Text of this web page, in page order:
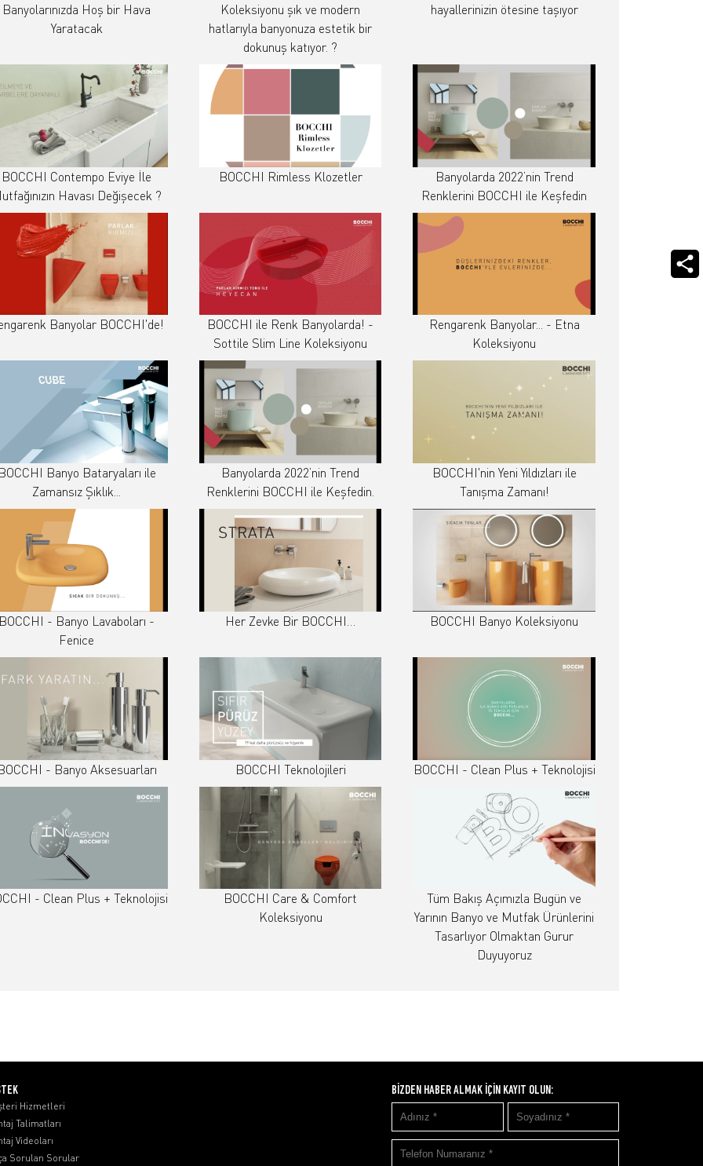
Banyolarınızda Hoş bir Hava
Yaratacak
Koleksiyonu şık ve modern
hatlarıyla banyonuza estetik bir
dokunuş katıyor. ?
hayallerinizin ötesine taşıyor
BOCCHI Contempo Eviye İle
Havası Değişecek ?
BOCCHI Rimless Klozetler
Banyolarda 2022’nin Trend
Renklerini BOCCHI ile Keşfedin
Banyolar BOCCHI'de!
BOCCHI ile Renk Banyolarda! -
Sottile Slim Line Koleksiyonu
Rengarenk Banyolar... - Etna
Koleksiyonu
Banyo Bataryaları ile
Zamansız Şıklık...
Banyolarda 2022’nin Trend
Renklerini BOCCHI ile Keşfedin.
BOCCHI'nin Yeni Yıldızları ile
Tanışma Zamanı!
- Banyo Lavaboları -
Fenice
Her Zevke Bir BOCCHI… BOCCHI Banyo Koleksiyonu
- Banyo Aksesuarları BOCCHI Teknolojileri BOCCHI - Clean Plus + Teknolojisi
- Clean Plus + Teknolojisi
BOCCHI Care & Comfort
Koleksiyonu
Tüm Bakış Açımızla Bugün ve
Yarının Banyo ve Mutfak Ürünlerini
Tasarlıyor Olmaktan Gurur
Duyuyoruz
Hizmetleri
Talimatları
Videoları
Sorulan Sorular
BİZDEN HABER ALMAK İÇİN KAYIT OLUN: